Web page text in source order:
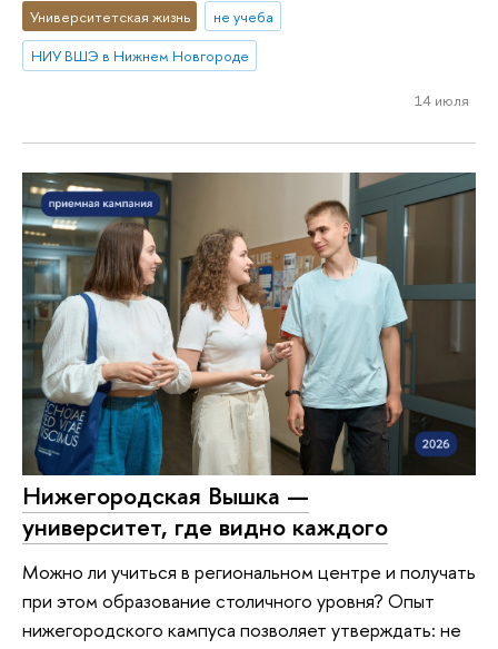
Университетская жизнь
не учеба
НИУ ВШЭ в Нижнем Новгороде
14 июля
Нижегородская Вышка —
университет, где видно каждого
Можно ли учиться в региональном центре и получать
при этом образование столичного уровня? Опыт
нижегородского кампуса позволяет утверждать: не